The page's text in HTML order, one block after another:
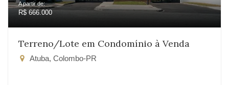
A partir de:
R$ 666.000
Terreno/Lote em Condomínio à Venda
Atuba, Colombo-PR